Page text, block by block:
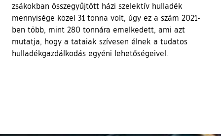
zsákokban összegyűjtött házi szelektív hulladék
mennyisége közel 31 tonna volt, úgy ez a szám 2021-
ben több, mint 280 tonnára emelkedett, ami azt
mutatja, hogy a tataiak szívesen élnek a tudatos
hulladékgazdálkodás egyéni lehetőségeivel.